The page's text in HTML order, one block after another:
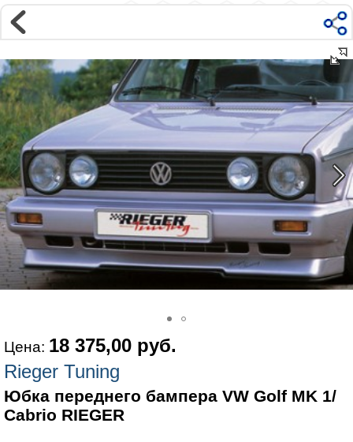
Магазин
Интернет-магазин �...
Цена: 18 375,00 руб.
Rieger Tuning
Юбка переднего бампера VW Golf MK 1/
Cabrio RIEGER
Наверх ▲
Наши контакты:
г. Москва, м.ВДНХ
ул Ярославская д9 к2с5
Маршрут на Авто|Маршрут пешком
Телефон:
+7 985 364 2044
@vonardtuning:vonard.ru
График работы по московскому времени:
пн-пт 10:30-19:00,сб 12:00-16:00
Мы в соц сетях: